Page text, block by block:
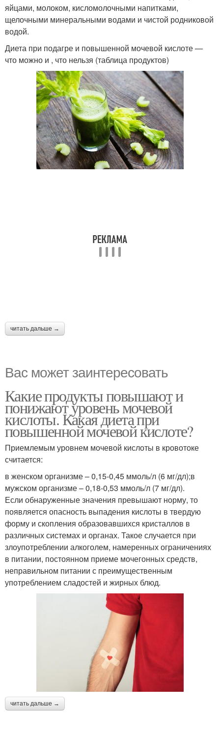
яйцами, молоком, кисломолочными напитками,
щелочными минеральными водами и чистой родниковой
водой.
Диета при подагре и повышенной мочевой кислоте —
что можно и , что нельзя (таблица продуктов)
читать дальше →
Вас может заинтересовать
Какие продукты повышают и
понижают уровень мочевой
кислоты. Какая диета при
повышенной мочевой кислоте?
Приемлемым уровнем мочевой кислоты в кровотоке
считается:
в женском организме – 0,15-0,45 ммоль/л (6 мг/дл);в
мужском организме – 0,18-0,53 ммоль/л (7 мг/дл).
Если обнаруженные значения превышают норму, то
появляется опасность выпадения кислоты в твердую
форму и скопления образовавшихся кристаллов в
различных системах и органах. Такое случается при
злоупотреблении алкоголем, намеренных ограничениях
в питании, постоянном приеме мочегонных средств,
неправильном питании с преимущественным
употреблением сладостей и жирных блюд.
читать дальше →